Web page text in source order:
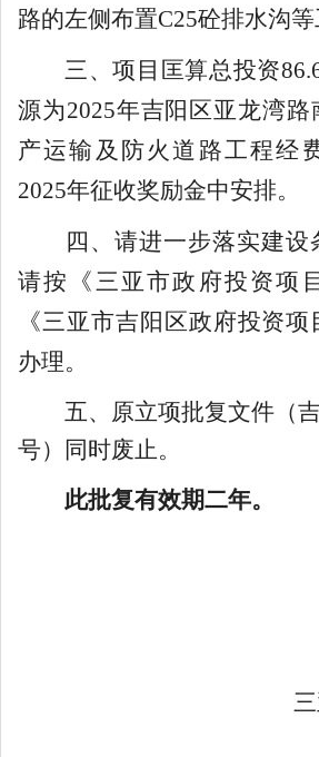
路的左侧布置C25砼排水沟
三、项目匡算总投资
源为2025年吉阳区亚龙湾路
产运输及防火道路工程经
2025年征收奖励金中安排。
四 、 请进一步落实建设
请按《三亚市政府投资项
《三亚市吉阳区政府投资
办理。
五、 原立项批复文件（
号）同时废止。
此批复有效期二年。